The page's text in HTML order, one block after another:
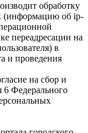
обработку
(информацию об ip-
переадресации на
в
и проведения
на сбор и
6 Федерального